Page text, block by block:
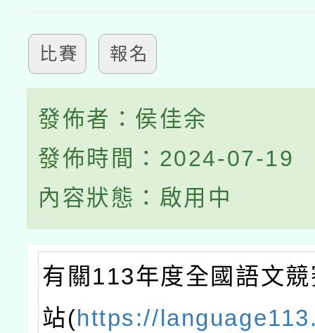
比賽 報名
發佈者：侯佳余
發佈時間：2024-07-19
內容狀態：啟用中
有關113年度全國語文
站(https://